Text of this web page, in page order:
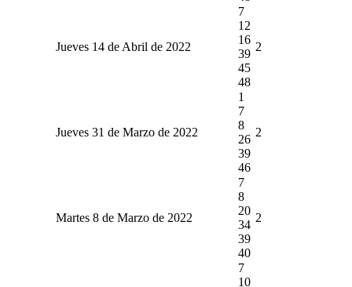
Jueves 14 de Abril de 2022
7
12
16
39
45
48
2
Jueves 31 de Marzo de 2022
1
7
8
26
39
46
2
Martes 8 de Marzo de 2022
7
8
20
34
39
40
2
7
10